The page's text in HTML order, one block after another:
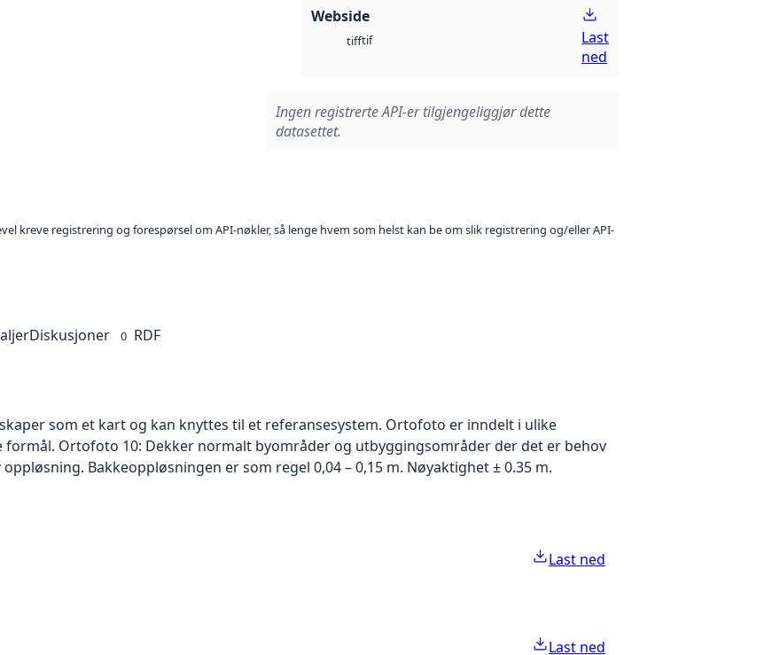
Webside
tifftif
Last
ned
Ingen registrerte API-er tilgjengeliggjør dette
datasettet.
kreve registrering og forespørsel om API-nøkler, så lenge hvem som helst kan be om slik registrering og/eller API-
Diskusjoner 0 RDF
som et kart og kan knyttes til et referansesystem. Ortofoto er inndelt i ulike
Ortofoto 10: Dekker normalt byområder og utbyggingsområder der det er behov
Bakkeoppløsningen er som regel 0,04 – 0,15 m. Nøyaktighet ± 0.35 m.
Last ned
Last ned